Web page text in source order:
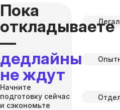
Пока
откладываете
—
дедлайны
не ждут
Начните
подготовку сейчас
и сэкономьте